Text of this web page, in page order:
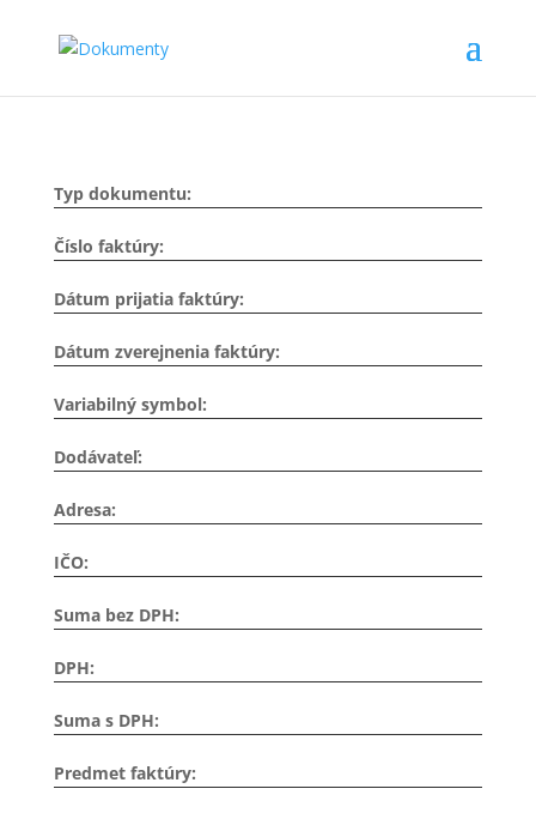
Typ dokumentu:
Číslo faktúry:
Dátum prijatia faktúry:
Dátum zverejnenia faktúry:
Variabilný symbol:
Dodávateľ:
Adresa:
IČO:
Suma bez DPH:
DPH:
Suma s DPH:
Predmet faktúry: